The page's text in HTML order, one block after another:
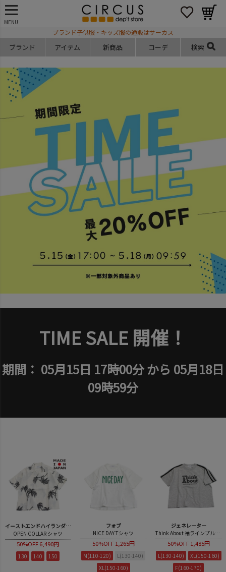
MENU
ブランド子供服・キッズ服の通販はサーカス
ブランド アイテム 新商品 コーデ 検索
TIME SALE 開催！
期間： 05月15日 17時00分 から 05月18日
09時59分
イーストエンドハイランダーズ
OPEN COLLAR シャツ
50%OFF6,490円
130 140 150
フォブ
NICE DAY Tシャツ
50%OFF 1,265円
M(110-120)
L(130-140)
XL(150-160)
ジェネレーター
Think About 袖ラインプルオーバー
50%OFF 1,485円
L(130-140)
XL(150-160)
F(160-170)